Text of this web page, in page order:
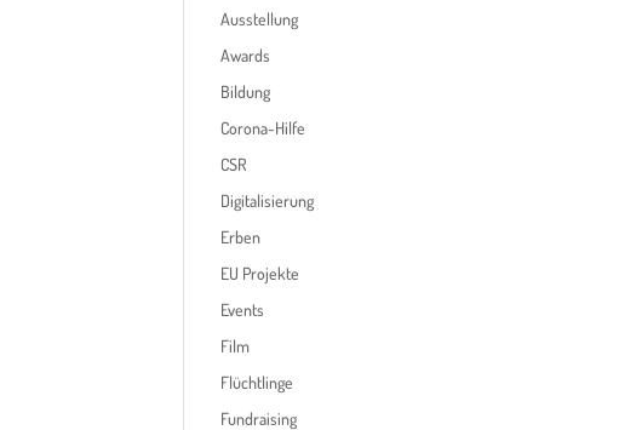
Ausstellung
Awards
Bildung
Corona-Hilfe
CSR
Digitalisierung
Erben
EU Projekte
Events
Film
Flüchtlinge
Fundraising